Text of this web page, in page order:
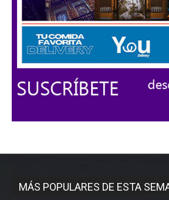
MÁS POPULARES DE ESTA